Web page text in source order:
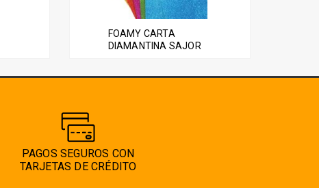
FOAMY CARTA
DIAMANTINA SAJOR
opciones
pueden
en
la
página
de
PAGOS SEGUROS CON
TARJETAS DE CRÉDITO